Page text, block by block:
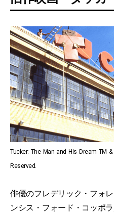
Tucker: The Man and His Dream TM
Reserved.
俳優のフレデリック・フォ
ンシス・フォード・コッポ